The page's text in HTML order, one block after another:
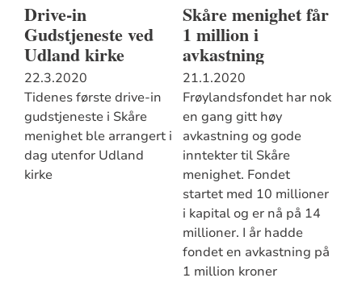
Drive-in
Gudstjeneste ved
Udland kirke
22.3.2020
Tidenes første drive-in
gudstjeneste i Skåre
menighet ble arrangert i
dag utenfor Udland
kirke
Skåre menighet får
1 million i
avkastning
21.1.2020
Frøylandsfondet har nok
en gang gitt høy
avkastning og gode
inntekter til Skåre
menighet. Fondet
startet med 10 millioner
i kapital og er nå på 14
millioner. I år hadde
fondet en avkastning på
1 million kroner